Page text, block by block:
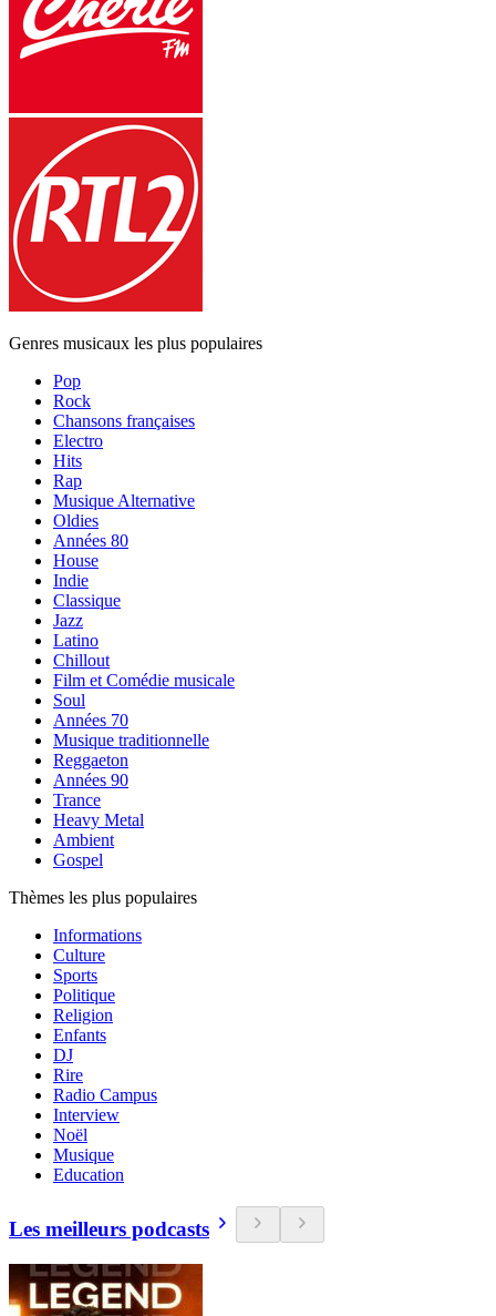
Genres musicaux les plus populaires
Pop
Rock
Chansons françaises
Electro
Hits
Rap
Musique Alternative
Oldies
Années 80
House
Indie
Classique
Jazz
Latino
Chillout
Film et Comédie musicale
Soul
Années 70
Musique traditionnelle
Reggaeton
Années 90
Trance
Heavy Metal
Ambient
Gospel
Thèmes les plus populaires
Informations
Culture
Sports
Politique
Religion
Enfants
DJ
Rire
Radio Campus
Interview
Noël
Musique
Education
Les meilleurs podcasts